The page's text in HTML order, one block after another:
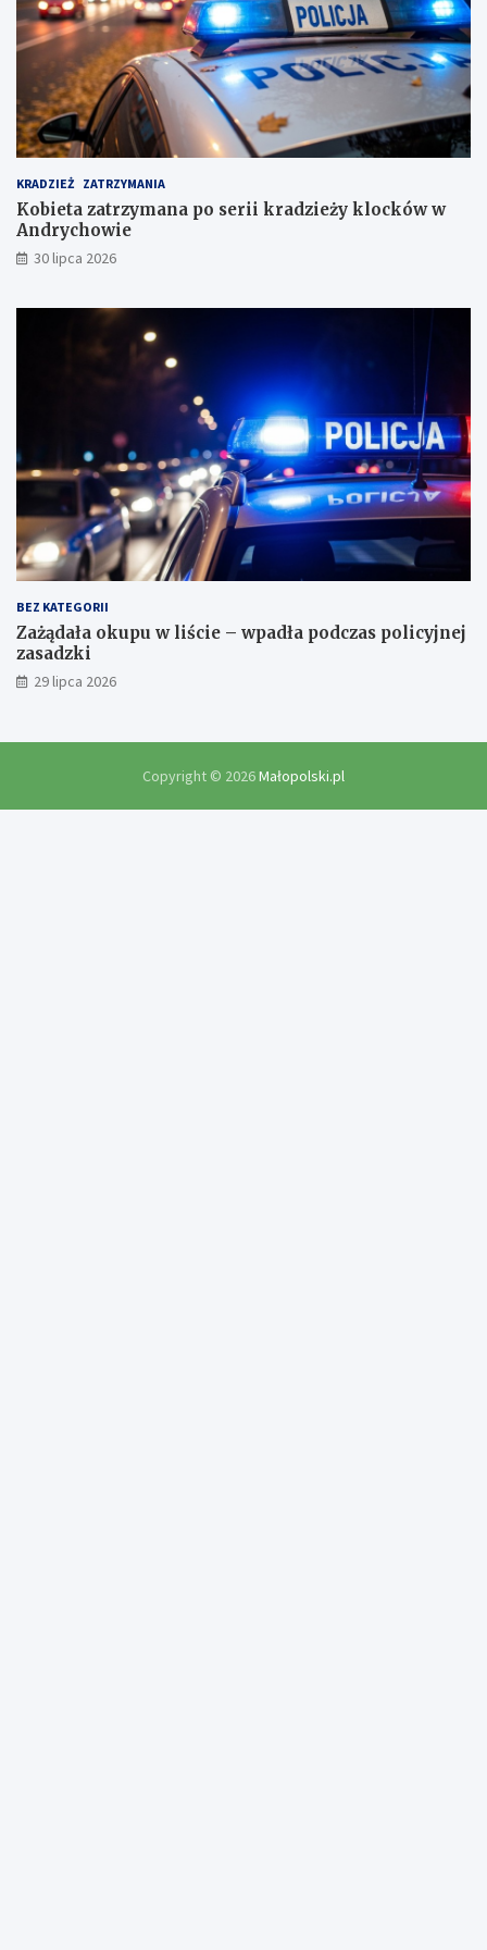
s
k
m
KRADZIEŻ ZATRZYMANIA
Kobieta zatrzymana po serii kradzieży klocków w
Andrychowie
30 lipca 2026
BEZ KATEGORII
Zażądała okupu w liście – wpadła podczas policyjnej
zasadzki
29 lipca 2026
Copyright © 2026Małopolski.pl